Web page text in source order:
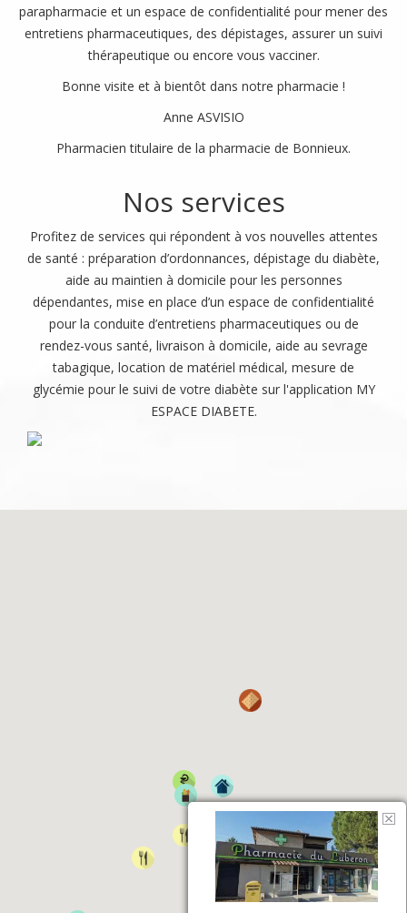
parapharmacie et un espace de confidentialité pour mener des
entretiens pharmaceutiques, des dépistages, assurer un suivi
thérapeutique ou encore vous vacciner.
Bonne visite et à bientôt dans notre pharmacie !
Anne ASVISIO
Pharmacien titulaire de la pharmacie de Bonnieux.
Nos services
Profitez de services qui répondent à vos nouvelles attentes
de santé : préparation d’ordonnances, dépistage du diabète,
aide au maintien à domicile pour les personnes
dépendantes, mise en place d’un espace de confidentialité
pour la conduite d’entretiens pharmaceutiques ou de
rendez-vous santé, livraison à domicile, aide au sevrage
tabagique, location de matériel médical, mesure de
glycémie pour le suivi de votre diabète sur l'application MY
ESPACE DIABETE.